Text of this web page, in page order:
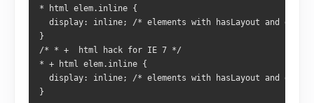
* html elem.inline {
display: inline; /* elements with hasLayout and
}
/* * +  html hack for IE 7 */
* + html elem.inline {
display: inline; /* elements with hasLayout and
}